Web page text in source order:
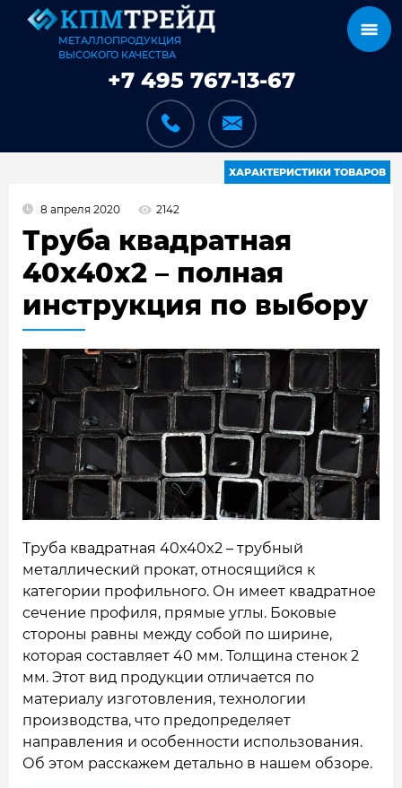
МЕТАЛЛОПРОДУКЦИЯ
ВЫСОКОГО КАЧЕСТВА
+7 495 767-13-67
КАК МЫ РАБОТАЕМ
ДОСТАВКА И ОПЛАТА
НАШИ ОБЪЕКТЫ
ОТЗЫВЫ
О НАС
БЛОГ
ХАРАКТЕРИСТИКИ ТОВАРОВ
8 апреля 2020 2142
Труба квадратная
40x40x2 – полная
инструкция по выбору
Труба квадратная 40x40x2 – трубный
металлический прокат, относящийся к
категории профильного. Он имеет квадратное
сечение профиля, прямые углы. Боковые
стороны равны между собой по ширине,
которая составляет 40 мм. Толщина стенок 2
мм. Этот вид продукции отличается по
материалу изготовления, технологии
производства, что предопределяет
направления и особенности использования.
Об этом расскажем детально в нашем обзоре.